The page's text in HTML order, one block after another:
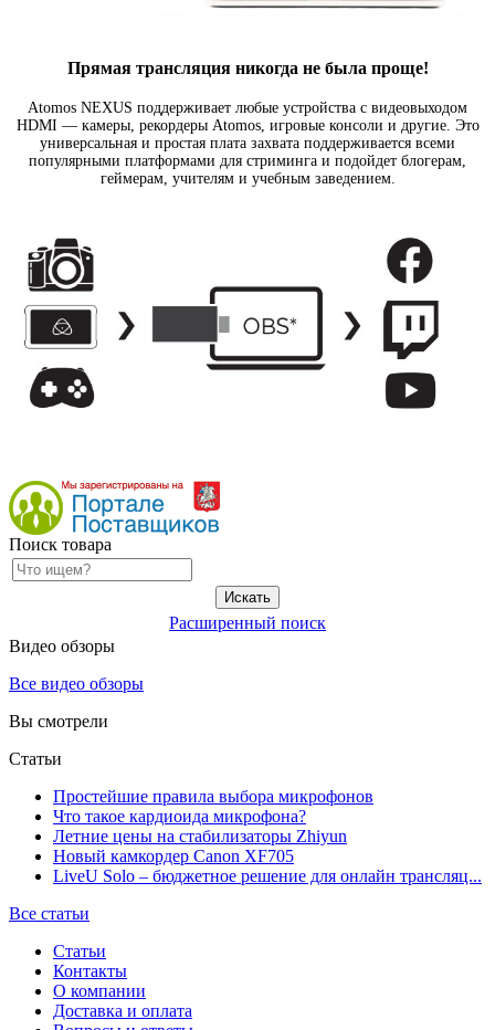
Прямая трансляция никогда не была проще!
Atomos NEXUS поддерживает любые устройства с видеовыходом
HDMI — камеры, рекордеры Atomos, игровые консоли и другие. Это
универсальная и простая плата захвата поддерживается всеми
популярными платформами для стриминга и подойдет блогерам
геймерам, учителям и учебным заведением.
Поиск товара
Расширенный поиск
Видео обзоры
Все видео обзоры
Вы смотрели
Статьи
Простейшие правила выбора микрофонов
Что такое кардиоида микрофона?
Летние цены на стабилизаторы Zhiyun
Новый камкордер Canon XF705
LiveU Solo – бюджетное решение для онлайн трансляц...
Все статьи
Статьи
Контакты
О компании
Доставка и оплата